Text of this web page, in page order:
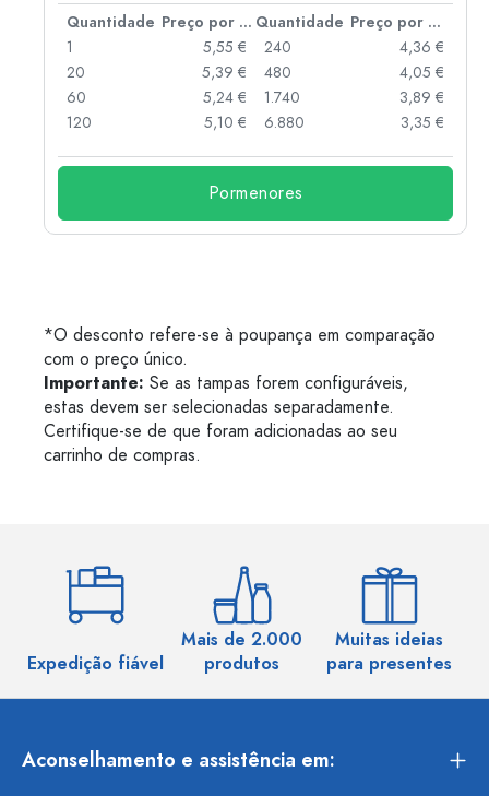
Quantidade Preço por peça Quantidade
Preço por peça
1
5,55 €
20
5,39 €
60
5,24 €
120
5,10 €
240
4,36 €
480
4,05 €
1.740
3,89 €
6.880
3,35 €
Pormenores
*O desconto refere-se à poupança em comparação
com o preço único.
Importante: Se as tampas forem configuráveis,
estas devem ser selecionadas separadamente.
Certifique-se de que foram adicionadas ao seu
carrinho de compras.
Expedição fiável
Mais de 2.000
produtos
Muitas ideias
para presentes
Aconselhamento e assistência em: